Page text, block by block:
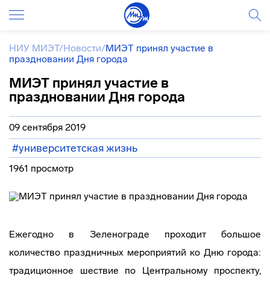
НИУ МИЭТ/Новости/МИЭТ принял участие в
праздновании Дня города
МИЭТ принял участие в
праздновании Дня города
09 сентября 2019
#университетская жизнь
1961 просмотр
Ежегодно в Зеленограде проходит большое
количество праздничных мероприятий ко Дню города:
традиционное шествие по Центральному проспекту,